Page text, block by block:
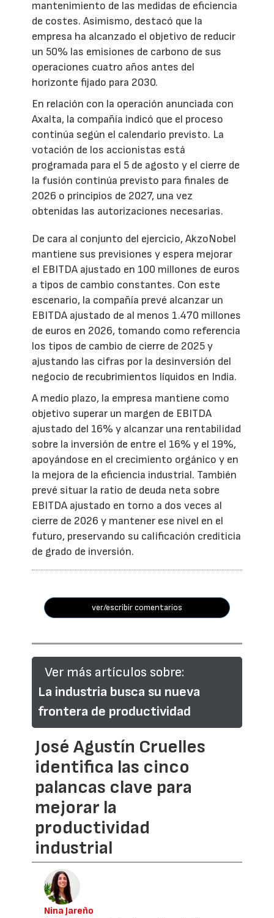
mantenimiento de las medidas de eficiencia
de costes. Asimismo, destacó que la
empresa ha alcanzado el objetivo de reducir
un 50% las emisiones de carbono de sus
operaciones cuatro años antes del
horizonte fijado para 2030.
En relación con la operación anunciada con
Axalta, la compañía indicó que el proceso
continúa según el calendario previsto. La
votación de los accionistas está
programada para el 5 de agosto y el cierre de
la fusión continúa previsto para finales de
2026 o principios de 2027, una vez
obtenidas las autorizaciones necesarias.
De cara al conjunto del ejercicio, AkzoNobel
mantiene sus previsiones y espera mejorar
el EBITDA ajustado en 100 millones de euros
a tipos de cambio constantes. Con este
escenario, la compañía prevé alcanzar un
EBITDA ajustado de al menos 1.470 millones
de euros en 2026, tomando como referencia
los tipos de cambio de cierre de 2025 y
ajustando las cifras por la desinversión del
negocio de recubrimientos líquidos en India.
A medio plazo, la empresa mantiene como
objetivo superar un margen de EBITDA
ajustado del 16% y alcanzar una rentabilidad
sobre la inversión de entre el 16% y el 19%,
apoyándose en el crecimiento orgánico y en
la mejora de la eficiencia industrial. También
prevé situar la ratio de deuda neta sobre
EBITDA ajustado en torno a dos veces al
cierre de 2026 y mantener ese nivel en el
futuro, preservando su calificación crediticia
de grado de inversión.
ver/escribir comentarios
Ver más artículos sobre:
La industria busca su nueva
frontera de productividad
José Agustín Cruelles
identifica las cinco
palancas clave para
mejorar la
productividad
industrial
Nina Jareño